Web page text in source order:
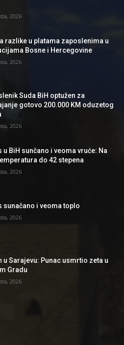
2026
razlike u platama zaposlenima u
Bosne i Hercegovine
2026
Suda BiH optužen za
gotovo 200.000 KM oduzetog
2026
u BiH sunčano i veoma vruće: Na
do 42 stepena
2026
sunačano i veoma toplo
2026
u Sarajevu: Punac usmrtio zeta u
Gradu
2026